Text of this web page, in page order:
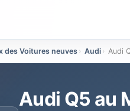
des Voitures neuves› Audi › Audi
Audi Q5 au